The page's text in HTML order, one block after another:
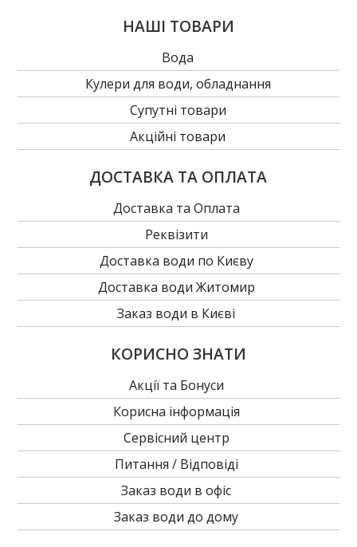
НАШІ ТОВАРИ
Вода
Кулери для води, обладнання
Супутні товари
Акційні товари
ДОСТАВКА ТА ОПЛАТА
Доставка та Оплата
Реквізити
Доставка води по Києву
Доставка води Житомир
Заказ води в Києві
КОРИСНО ЗНАТИ
Акції та Бонуси
Корисна інформація
Сервісний центр
Питання / Відповіді
Заказ води в офіс
Заказ води до дому